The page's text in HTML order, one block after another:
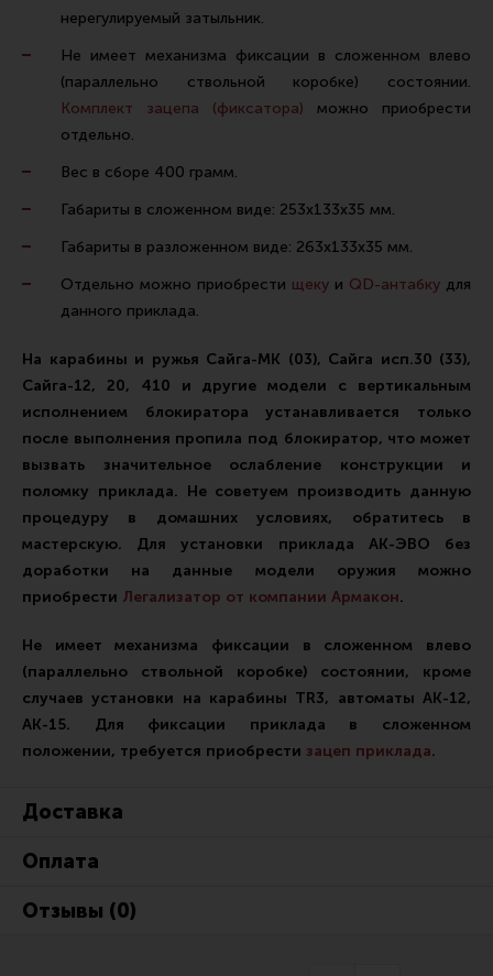
Тактическая медицина
Чехлы, рюкзаки, сумки
Фонари
Ершики, вишеры, переходники
Релоадинг
Линия Огня Медиа
Все разделы
Новости
Мероприятия
Фотоотчеты
нерегулируемый затыльник.
Не имеет механизма фиксации в сложенном влево
(параллельно ствольной коробке) состоянии.
Комплект зацепа (фиксатора) можно приобрести
отдельно.
Вес в сборе 400 грамм.
Габариты в сложенном виде: 253х133х35 мм.
Габариты в разложенном виде: 263х133х35 мм.
Отдельно можно приобрести щеку и QD-антабку для
данного приклада.
На карабины и ружья Сайга-МК (03), Сайга исп.30 (33),
Сайга-12, 20, 410 и другие модели с вертикальным
исполнением блокиратора устанавливается только
после выполнения пропила под блокиратор, что может
вызвать значительное ослабление конструкции и
поломку приклада. Не советуем производить данную
процедуру в домашних условиях, обратитесь в
мастерскую. Для установки приклада АК-ЭВО без
доработки на данные модели оружия можно
приобрести Легализатор от компании Армакон.
Не имеет механизма фиксации в сложенном влево
(параллельно ствольной коробке) состоянии, кроме
случаев установки на карабины TR3, автоматы АК-12,
АК-15. Для фиксации приклада в сложенном
положении, требуется приобрести зацеп приклада.
Доставка
Оплата
Отзывы (0)